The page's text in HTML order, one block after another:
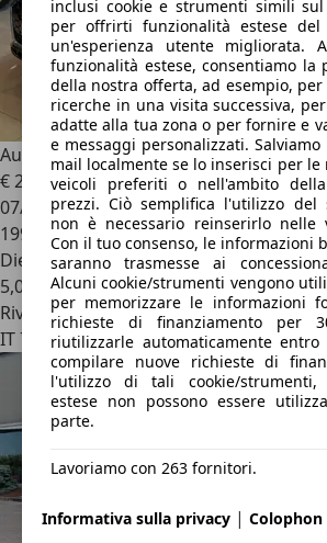
inclusi cookie e strumenti simili
per offrirti funzionalità estese
un'esperienza utente migliorata.
funzionalità estese, consentiamo la
della nostra offerta, ad esempio,
ricerche in una visita successiva,
adatte alla tua zona o per fornire e
e messaggi personalizzati.
mail localmente se lo inserisci per le
veicoli preferiti o nell'ambito
prezzi. Ciò semplifica l'utilizzo del
non è necessario reinserirlo nelle
Con il tuo consenso, le informazioni
saranno trasmesse ai
Alcuni cookie/strumenti vengono
per memorizzare le informazioni
richieste di finanziamento per
riutilizzarle automaticamente
compilare nuove richieste di
l'utilizzo di tali cookie/strumenti,
estese non possono essere
parte.
Lavoriamo con 263 fornitori.
Informativa sulla privacy | Colophon
Audi A5 SPB Sportback 2.0 TDI 190CV
€ 21.500
07/2020
199.000 km
Diesel
5,0 l/100 km (comb.)
Rivenditore
IT 72018